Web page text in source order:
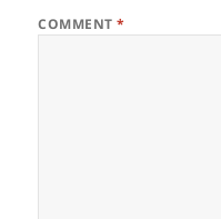
COMMENT*